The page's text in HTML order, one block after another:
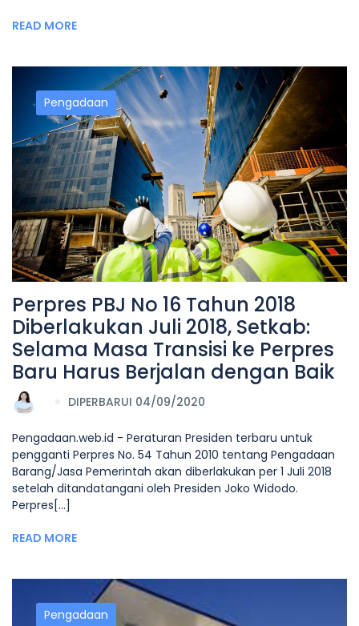
READ MORE
Pengadaan
Perpres PBJ No 16 Tahun 2018
Diberlakukan Juli 2018, Setkab:
Selama Masa Transisi ke Perpres
Baru Harus Berjalan dengan Baik
DIPERBARUI 04/09/2020
Pengadaan.web.id - Peraturan Presiden terbaru untuk
pengganti Perpres No. 54 Tahun 2010 tentang Pengadaan
Barang/Jasa Pemerintah akan diberlakukan per 1 Juli 2018
setelah ditandatangani oleh Presiden Joko Widodo.
Perpres[...]
READ MORE
Pengadaan